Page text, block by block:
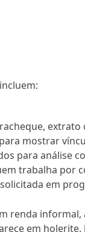
extrato
mostrar
para análise
trabalha por
em
renda
em holerite.